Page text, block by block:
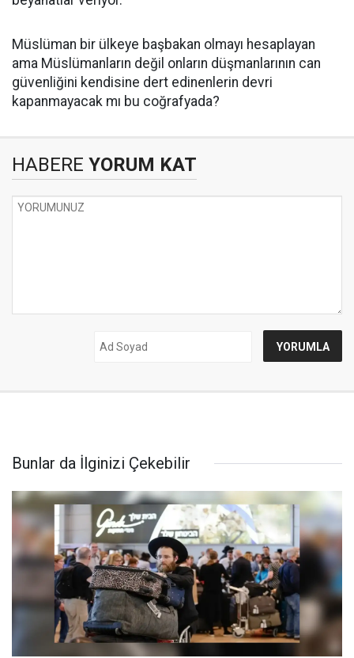
Müslüman bir ülkeye başbakan olmayı hesaplayan
ama Müslümanların değil onların düşmanlarının can
güvenliğini kendisine dert edinenlerin devri
kapanmayacak mı bu coğrafyada?
HABERE YORUM KAT
Bunlar da İlginizi Çekebilir